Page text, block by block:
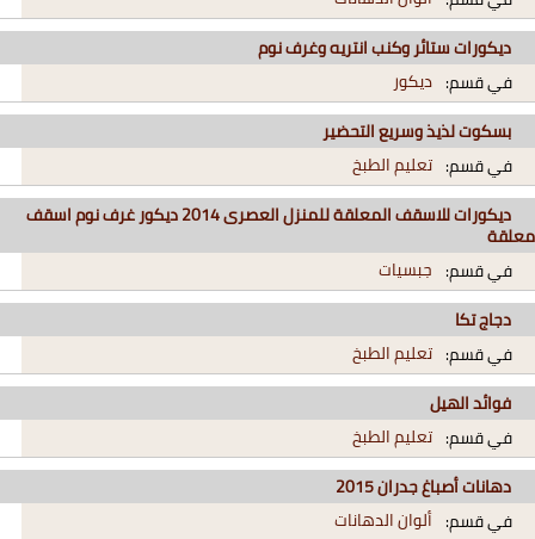
ديكورات ستائر وكنب انتريه وغرف نوم
في قسم: ديكور
بسكوت لذيذ وسريع التحضير
في قسم: تعليم الطبخ
ديكورات للاسقف المعلقة للمنزل العصرى 2014 ديكور غرف نوم اسقف
معلقة
في قسم: جبسيات
دجاج تكا
في قسم: تعليم الطبخ
فوائد الهيل
في قسم: تعليم الطبخ
دهانات أصباغ جدران 2015
في قسم: ألوان الدهانات